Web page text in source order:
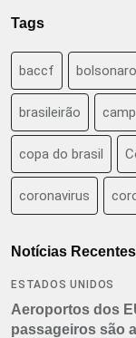
Tags
baccf bolsonaro
brasileirão
copa do brasil
coronavirus
Notícias Recentes
ESTADOS UNIDOS
Aeroportos dos
passageiros são